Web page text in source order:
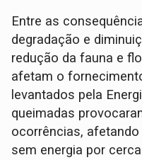
Entre as
degradação e
redução da fauna e
afetam o
levantados pela
queimadas
ocorrências,
sem energia por